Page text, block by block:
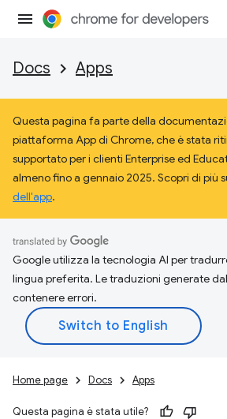
Docs Apps
Questa pagina fa parte della
piattaforma App di Chrome, che è stata
supportato per i clienti Enterprise ed
almeno fino a gennaio 2025. Scopri di più
dell'app.
Google utilizza la tecnologia AI per
lingua preferita. Le traduzioni generate
contenere errori.
Home page Docs Apps
Questa pagina è stata utile?